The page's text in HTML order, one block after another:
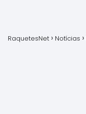
RaquetesNet Notícias